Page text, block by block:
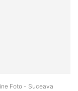
Foto - Suceava